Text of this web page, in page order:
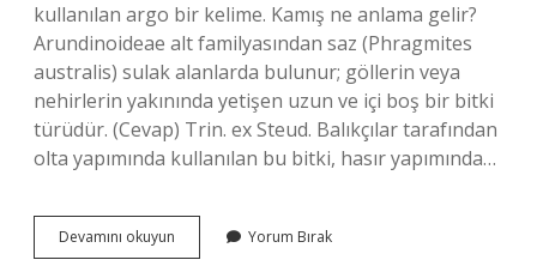
kullanılan argo bir kelime. Kamış ne anlama gelir?
Arundinoideae alt familyasından saz (Phragmites
australis) sulak alanlarda bulunur; göllerin veya
nehirlerin yakınında yetişen uzun ve içi boş bir bitki
türüdür. (Cevap) Trin. ex Steud. Balıkçılar tarafından
olta yapımında kullanılan bu bitki, hasır yapımında…
Devamını okuyun
Dilinde
Yorum Bırak